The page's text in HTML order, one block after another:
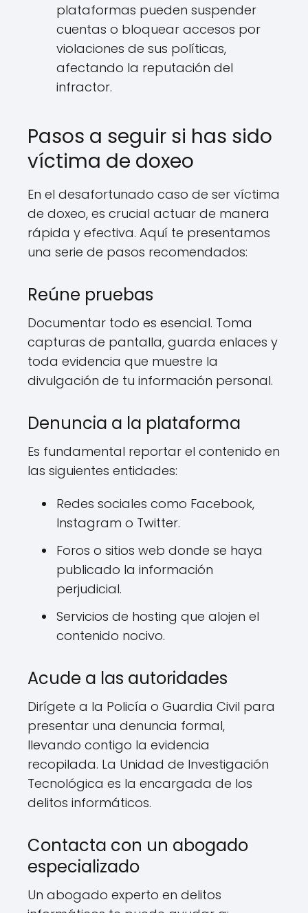
plataformas pueden suspender
cuentas o bloquear accesos por
violaciones de sus políticas,
afectando la reputación del
infractor.
Pasos a seguir si has sido
víctima de doxeo
En el desafortunado caso de ser víctima
de doxeo, es crucial actuar de manera
rápida y efectiva. Aquí te presentamos
una serie de pasos recomendados:
Reúne pruebas
Documentar todo es esencial. Toma
capturas de pantalla, guarda enlaces y
toda evidencia que muestre la
divulgación de tu información personal.
Denuncia a la plataforma
Es fundamental reportar el contenido en
las siguientes entidades:
Redes sociales como Facebook,
Instagram o Twitter.
Foros o sitios web donde se haya
publicado la información
perjudicial.
Servicios de hosting que alojen el
contenido nocivo.
Acude a las autoridades
Dirígete a la Policía o Guardia Civil para
presentar una denuncia formal,
llevando contigo la evidencia
recopilada. La Unidad de Investigación
Tecnológica es la encargada de los
delitos informáticos.
Contacta con un abogado
especializado
Un abogado experto en delitos